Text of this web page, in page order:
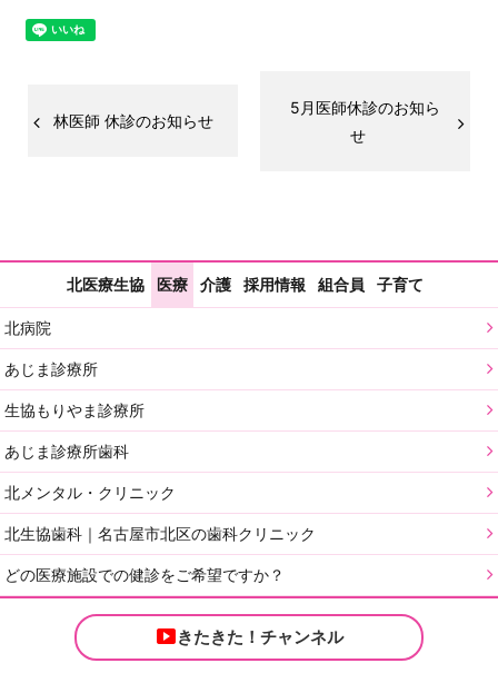
林医師 休診のお知らせ
5月医師休診のお知ら
せ
北医療生協 医療 介護 採用情報 組合員 子育て
北病院
あじま診療所
生協もりやま診療所
あじま診療所歯科
北メンタル・クリニック
北生協歯科｜名古屋市北区の歯科クリニック
どの医療施設での健診をご希望ですか？
きたきた！チャンネル